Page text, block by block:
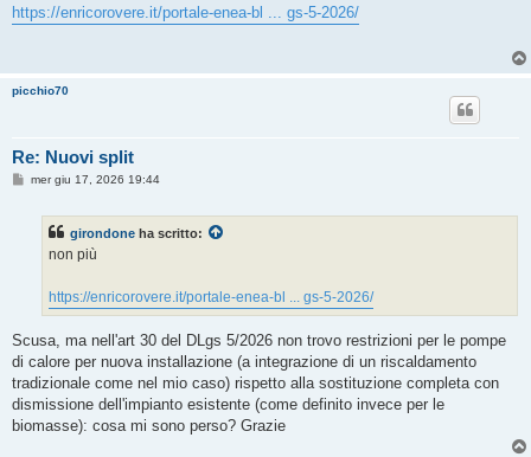
s
s
o
https://enricorovere.it/portale-enea-bl ... gs-5-2026/
picchio70
Re: Nuovi split
Mmer giu 17, 2026 19:44
girondone ha scritto:
non più
https://enricorovere.it/portale-enea-bl ... gs-5-2026/
Scusa, ma nell'art 30 del DLgs 5/2026 non trovo restrizioni per le pompe
di calore per nuova installazione (a integrazione di un riscaldamento
tradizionale come nel mio caso) rispetto alla sostituzione completa con
dismissione dell'impianto esistente (come definito invece per le
biomasse): cosa mi sono perso? Grazie